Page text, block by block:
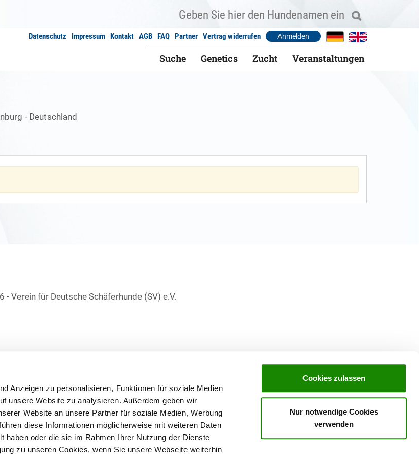
Anzeigen zu personalisieren, Funktionen für soziale Medien
unsere Website zu analysieren. Außerdem geben wir
Website an unsere Partner für soziale Medien, Werbung
diese Informationen möglicherweise mit weiteren Daten
haben oder die sie im Rahmen Ihrer Nutzung der Dienste
zu unseren Cookies, wenn Sie unsere Webseite weiterhin
Cookies zulassen
Nur notwendige Cookies
verwenden
Datenschutz Impressum Kontakt AGB FAQ Partner Vertrag widerrufen Anmelden
Suche Genetics Zucht Veranstaltungen
- Deutschland
- Verein für Deutsche Schäferhunde (SV) e.V.